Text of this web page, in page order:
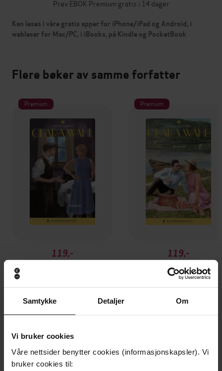
Samtykke Detaljer Om
Vi bruker cookies
Våre nettsider benytter cookies (informasjonskapsler). Vi
bruker cookies til:
Prøv EBOK Premium gratis i 14 dager
Kan leses i våre gratis apper for iPhone/iPad og Android, i
webleser for Mac/PC, i iBooks, på Kindle og PocketBook
Flere bøker av samme forfatter
Premium
119,-
EBOK
Premium
119,-
En ny tid
Natalie Normann
EBOK
Andre har også kjøpt